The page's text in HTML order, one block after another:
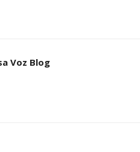
Voz Blog